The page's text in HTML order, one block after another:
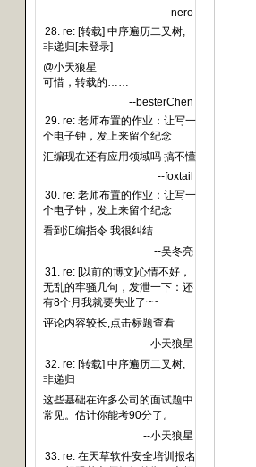
--nero
28. re: [转载] 中序遍历二叉树,
非递归[未登录]
@小天狼星
可惜，转载的……
--besterChen
29. re: 老师布置的作业：让写一
个电子钟，发上来留个纪念
汇编现在还有应用领域吗 搞不懂
--foxtail
30. re: 老师布置的作业：让写一
个电子钟，发上来留个纪念
看到汇编指令 我很纠结
--吴冬亮
31. re: [以前的博文]心情不好，
无乱的牢骚几句，发泄一下：还
有8个月我就要失业了~~
评论内容较长,点击标题查看
--小天狼星
32. re: [转载] 中序遍历二叉树,
非递归
这些基础在许多公司的面试题中
常见。估计你能考90分了。
--小天狼星
33. re: 在天草软件安全培训报名